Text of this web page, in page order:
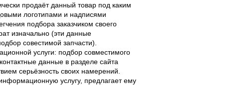
продаёт данный товар под каким
логотипами и надписями
подбора заказчиком своего
изначально (эти данные
совестимой запчасти).
услуги: подбор совместимого
данные в разделе сайта
серьёзность своих намерений.
услугу, предлагает ему